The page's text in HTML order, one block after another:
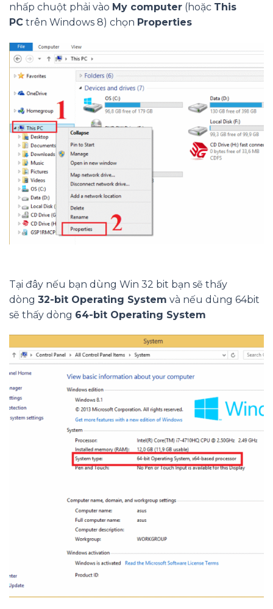
nhấp chuột phải vào My computer (hoặc This
PC trên Windows 8) chọn Properties
Tại đây nếu bạn dùng Win 32 bit bạn sẽ thấy
dòng 32-bit Operating System và nếu dùng 64bit
sẽ thấy dòng 64-bit Operating System